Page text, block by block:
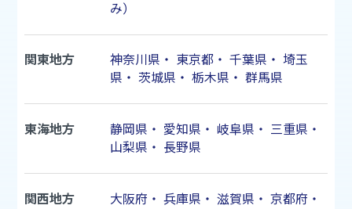
み）
関東地方 神奈川県 ・ 東京都・ 千葉県 ・ 埼玉
県 ・ 茨城県 ・ 栃木県 ・ 群馬県
東海地方 静岡県 ・ 愛知県 ・ 岐阜県 ・ 三重県 ・
山梨県 ・ 長野県
関西地方 大阪府 ・ 兵庫県 ・ 滋賀県 ・ 京都府 ・